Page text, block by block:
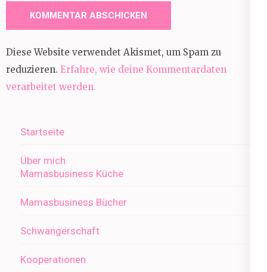
Diese Website verwendet Akismet, um Spam zu
reduzieren. Erfahre, wie deine Kommentardaten
verarbeitet werden.
Startseite
Über mich
Mamasbusiness Küche
Mamasbusiness Bücher
Schwangerschaft
Kooperationen